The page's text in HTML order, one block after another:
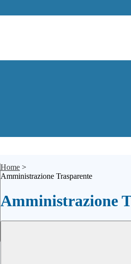
Home >
Amministrazione Trasparente
Amministrazione